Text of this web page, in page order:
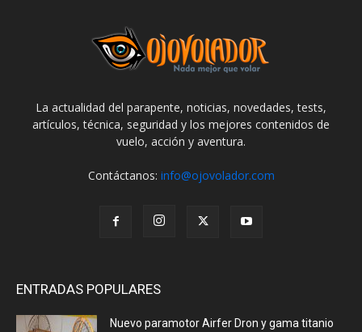
La actualidad del parapente, noticias, novedades, tests,
artículos, técnica, seguridad y los mejores contenidos de
vuelo, acción y aventura.
Contáctanos: info@ojovolador.com
ENTRADAS POPULARES
Nuevo paramotor Airfer Dron y gama titanio